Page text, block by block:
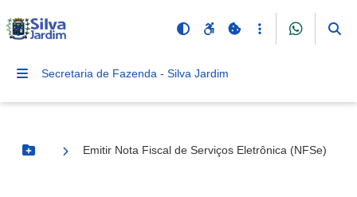
Secretaria de Fazenda - Silva Jardim
Botão Menu
Emitir Nota Fiscal de Serviços Eletrônica (NFSe)